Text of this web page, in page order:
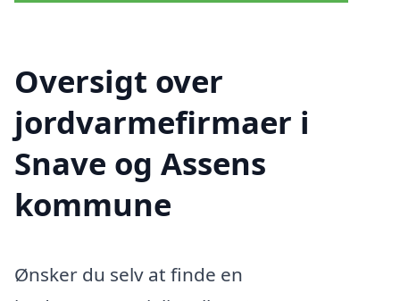
Oversigt over
jordvarmefirmaer i
Snave og Assens
kommune
Ønsker du selv at finde en